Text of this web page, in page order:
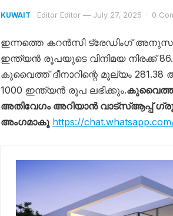
KUWAIT Editor Editor — July 27, 2025 · 0
ഇന്നത്തെ കറൻസി ട്രേഡിംഗ്
ഇന്ത്യൻ രൂപയുടെ വിനിമയ നിരക്ക്
കുവൈത്ത് ദീനാറിന്റെ മൂല്യം
1000 ഇന്ത്യൻ രൂപ ലഭിക്കും.
അതിവേഗം അറിയാൻ വാട്സ്ആപ്പ്
അംഗമാകൂ https://